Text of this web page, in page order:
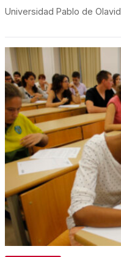
Universidad Pablo de